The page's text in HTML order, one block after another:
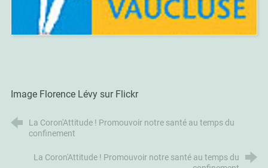
Image Florence Lévy sur Flickr
La Coron'Attitude ! Promouvoir notre santé au temps du
confinement
La Coron'Attitude ! Promouvoir notre santé au temps du